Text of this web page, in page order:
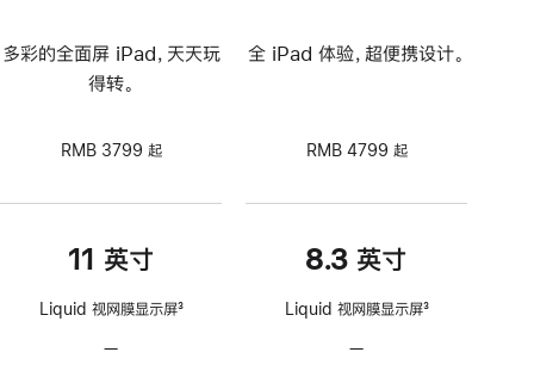
多彩的全面屏 iPad，天天玩
得转。
RMB 3799 起
11 英寸
Liquid 视网膜显示屏3
—
全 iPad 体验，超便携设计。
RMB 4799 起
8.3 英寸
Liquid 视网膜显示屏3
—